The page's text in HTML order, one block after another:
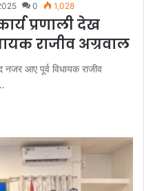
0 1,028
प्रणाली देख
राजीव अग्रवाल
नजर आए पूर्व विधायक राजीव